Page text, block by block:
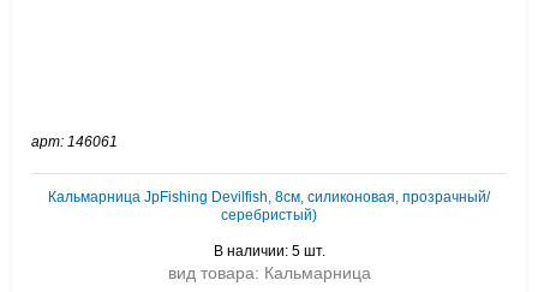
арт: 146061
Кальмарница JpFishing Devilfish, 8см, силиконовая, прозрачный/
серебристый)
В наличии: 5 шт.
вид товара: Кальмарница